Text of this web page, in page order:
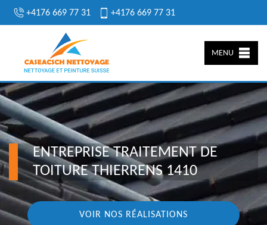
+4176 669 77 31 +4176 669 77 31
MENU
ENTREPRISE TRAITEMENT DE
TOITURE THIERRENS 1410
VOIR NOS RÉALISATIONS